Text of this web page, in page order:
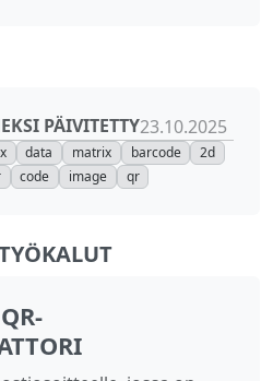
PÄIVITETTY23.10.2025
data matrix barcode
2d
code image qr